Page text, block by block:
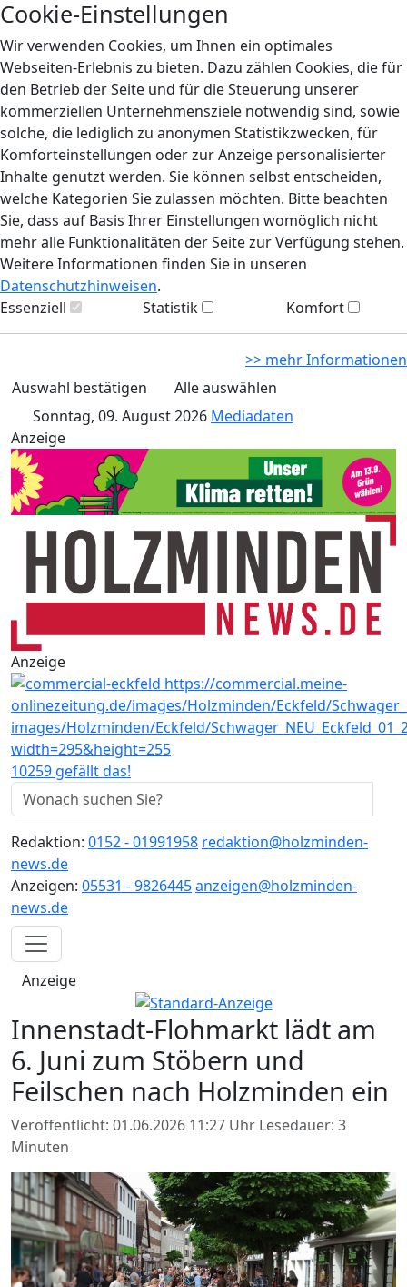
Cookie-Einstellungen
Wir verwenden Cookies, um Ihnen ein optimales
Webseiten-Erlebnis zu bieten. Dazu zählen Cookies, die für
den Betrieb der Seite und für die Steuerung unserer
kommerziellen Unternehmensziele notwendig sind, sowie
solche, die lediglich zu anonymen Statistikzwecken, für
Komforteinstellungen oder zur Anzeige personalisierter
Inhalte genutzt werden. Sie können selbst entscheiden,
welche Kategorien Sie zulassen möchten. Bitte beachten
Sie, dass auf Basis Ihrer Einstellungen womöglich nicht
mehr alle Funktionalitäten der Seite zur Verfügung stehen.
Weitere Informationen finden Sie in unseren
Datenschutzhinweisen.
Essenziell
Statistik Komfort
>> mehr Informationen
Auswahl bestätigen
Alle auswählen
Sonntag, 09. August 2026 Mediadaten
Anzeige
Anzeige
10259 gefällt das!
Redaktion: 0152 - 01991958 redaktion@holzminden-
news.de
Anzeigen: 05531 - 9826445anzeigen@holzminden-
news.de
Anzeige
Innenstadt-Flohmarkt lädt am
6. Juni zum Stöbern und
Feilschen nach Holzminden ein
Veröffentlicht: 01.06.2026 11:27 Uhr Lesedauer: 3
Minuten